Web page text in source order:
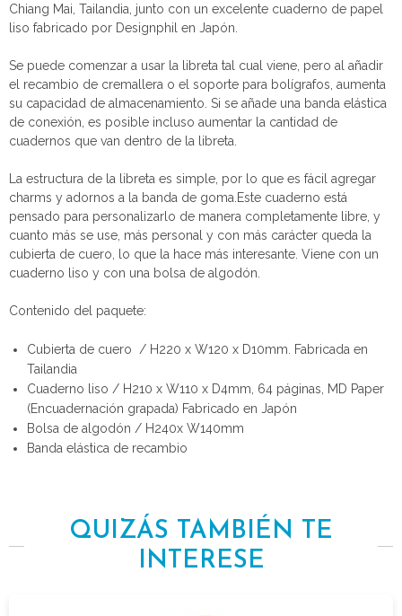
Chiang Mai, Tailandia, junto con un excelente cuaderno de papel
liso fabricado por Designphil en Japón.
Se puede comenzar a usar la libreta tal cual viene, pero al añadir
el recambio de cremallera o el soporte para bolígrafos, aumenta
su capacidad de almacenamiento. Si se añade una banda elástica
de conexión, es posible incluso aumentar la cantidad de
cuadernos que van dentro de la libreta.
La estructura de la libreta es simple, por lo que es fácil agregar
charms y adornos a la banda de goma.Este cuaderno está
pensado para personalizarlo de manera completamente libre, y
cuanto más se use, más personal y con más carácter queda la
cubierta de cuero, lo que la hace más interesante. Viene con un
cuaderno liso y con una bolsa de algodón.
Contenido del paquete:
Cubierta de cuero / H220 x W120 x D10mm. Fabricada en
Tailandia
Cuaderno liso / H210 x W110 x D4mm, 64 páginas, MD Paper
(Encuadernación grapada) Fabricado en Japón
Bolsa de algodón / H240x W140mm
Banda elástica de recambio
QUIZÁS TAMBIÉN TE
INTERESE